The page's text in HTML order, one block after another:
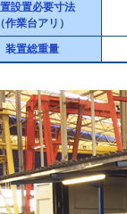
設置必要寸法
（作業台アリ）
装置総重量